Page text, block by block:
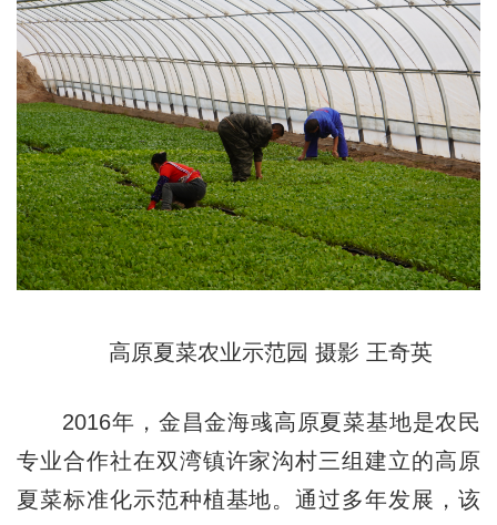
高原夏菜农业示范园 摄影 王奇英
2016年，金昌金海彧高原夏菜基地是农民
专业合作社在双湾镇许家沟村三组建立的高原
夏菜标准化示范种植基地。通过多年发展，该